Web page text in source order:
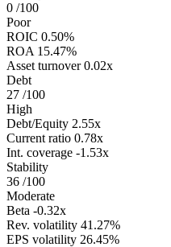
0 /100
Poor
ROIC 0.50%
ROA 15.47%
Asset turnover 0.02x
Debt
27 /100
High
Debt/Equity 2.55x
Current ratio 0.78x
Int. coverage -1.53x
Stability
36 /100
Moderate
Beta -0.32x
Rev. volatility 41.27%
EPS volatility 26.45%